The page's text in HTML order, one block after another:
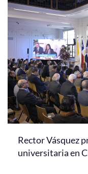
Rector Vásquez
universitaria en